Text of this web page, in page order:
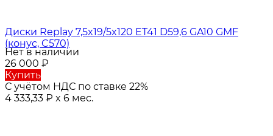
Диски Replay 7,5x19/5x120 ET41 D59,6 GA10 GMF
(конус, C570)
Нет в наличии
26 000 ₽
Купить
С учётом НДС по ставке 22%
4 333,33 ₽ x 6 мес.